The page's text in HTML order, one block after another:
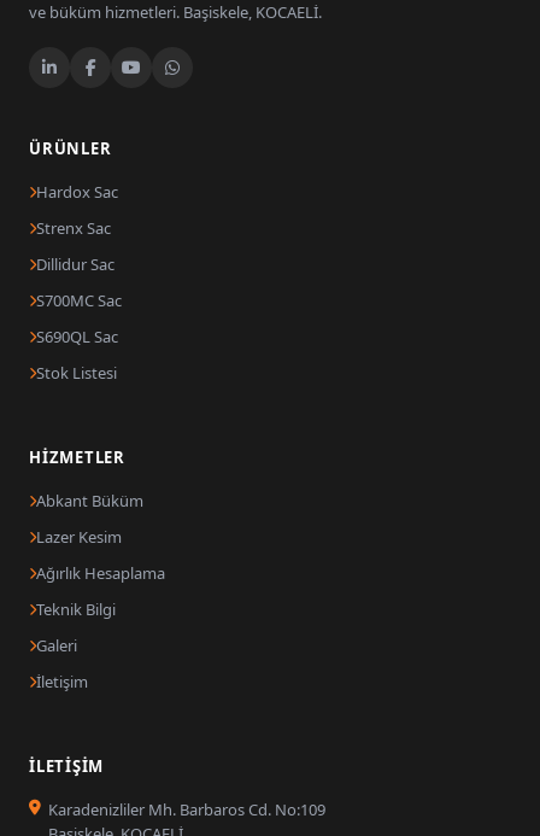
ve büküm hizmetleri. Başiskele, KOCAELİ.
ÜRÜNLER
Hardox Sac
Strenx Sac
Dillidur Sac
S700MC Sac
S690QL Sac
Stok Listesi
HIZMETLER
Abkant Büküm
Lazer Kesim
Ağırlık Hesaplama
Teknik Bilgi
Galeri
İletişim
İLETIŞIM
Karadenizliler Mh. Barbaros Cd. No:109